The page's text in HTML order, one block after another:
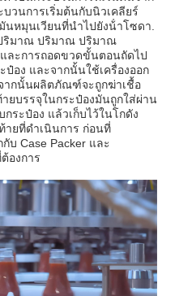
วนการเริ่มต้นกับนิวเคลียร์
หมุนเวียนที่นําไปยังน้ําโซดา.
มาณ ปริมาณ ปริมาณ
ละการถอดขวดขั้นตอนถัดไป
ป๋อง และจากนั้นใช้เครื่องออก
ากนั้นผลิตภัณฑ์จะถูกฆ่าเชื้อ
ยบรรจุในกระป๋องมันถูกใส่ผ่าน
กระป๋อง แล้วเก็บไว้ในโกดัง
ยที่ดําเนินการ ก่อนที่
บ Case Packer และ
องการ